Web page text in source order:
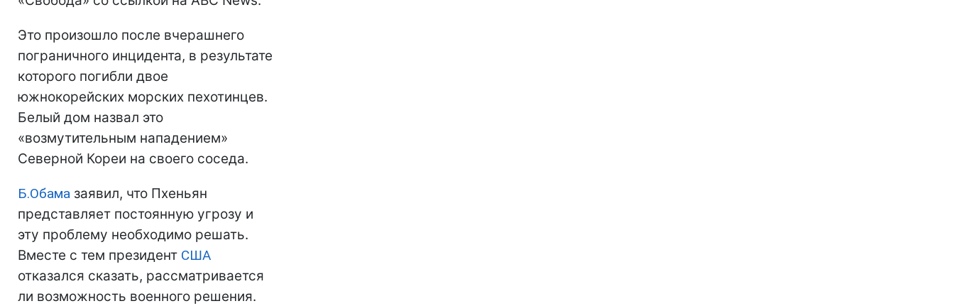
Это произошло после вчерашнего
пограничного инцидента, в результате
которого погибли двое
южнокорейских морских пехотинцев.
Белый дом назвал это
«возмутительным нападением»
Северной Кореи на своего соседа.
Б.Обама заявил, что Пхеньян
представляет постоянную угрозу и
эту проблему необходимо решать.
Вместе с тем президент США
отказался сказать, рассматривается
ли возможность военного решения.